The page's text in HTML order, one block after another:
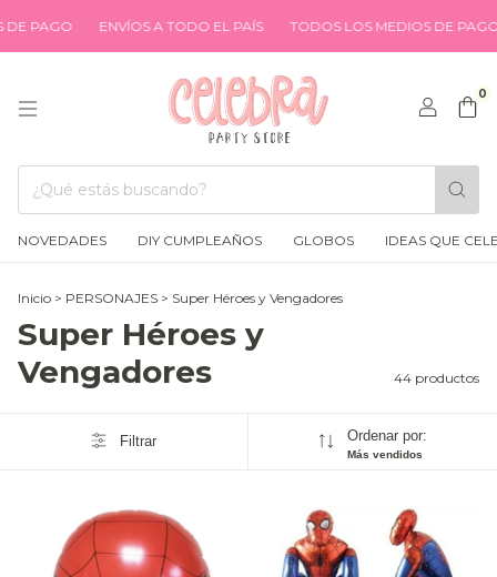
ENVÍOS A TODO EL PAÍS TODOS LOS MEDIOS DE PAGO
0
NOVEDADES DIY CUMPLEAÑOS GLOBOS IDEAS QUE
Inicio > PERSONAJES > Super Héroes y Vengadores
Super Héroes y
Vengadores
44 productos
Filtrar Ordenar por:
Más vendidos